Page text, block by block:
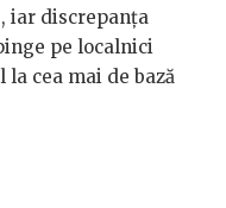
iar discrepanța
pe localnici
cea mai de bază